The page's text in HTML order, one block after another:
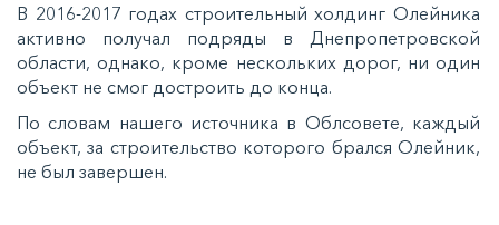
В 2016-2017 годах строительный холдинг Олейника
активно получал подряды в Днепропетровской
области, однако, кроме нескольких дорог, ни один
объект не смог достроить до конца.
По словам нашего источника в Облсовете, каждый
объект, за строительство которого брался Олейник,
не был завершен.